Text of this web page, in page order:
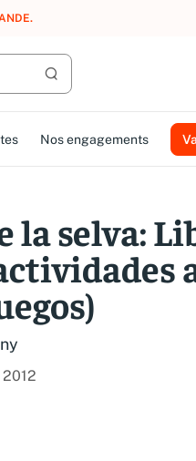
AMMAREAL.
Lancer la recherche
Nos engagements
la selva:
2012